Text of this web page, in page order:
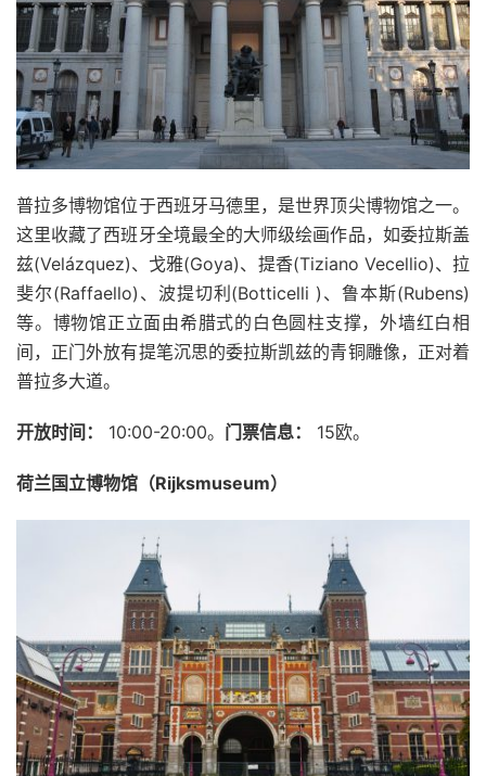
普拉多博物馆位于西班牙马德里，是世界顶尖博物馆之一。
这里收藏了西班牙全境最全的大师级绘画作品，如委拉斯盖
兹(Velázquez)、戈雅(Goya)、提香(Tiziano Vecellio)、拉
斐尔(Raffaello)、波提切利(Botticelli )、鲁本斯(Rubens)
等。博物馆正立面由希腊式的白色圆柱支撑，外墙红白相
间，正门外放有提笔沉思的委拉斯凯兹的青铜雕像，正对着
普拉多大道。
开放时间： 10:00-20:00。 门票信息： 15欧。
荷兰国立博物馆（Rijksmuseum）